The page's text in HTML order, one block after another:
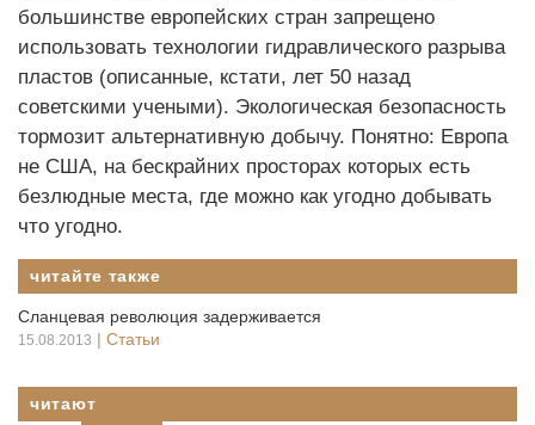
большинстве европейских стран запрещено
использовать технологии гид­равлического разрыва
пластов (описанные, кстати, лет 50 назад
советскими учеными). Экологическая безопасность
тормозит альтернативную добычу. Понятно: Европа
не США, на бескрайних просторах которых есть
безлюдные места, где можно как угодно добывать
что угодно.
читайте также
Сланцевая революция задерживается
15.08.2013 | Статьи
читают